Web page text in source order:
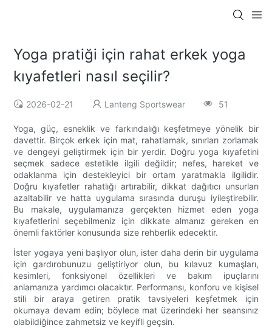
Yoga pratiği için rahat erkek yoga
kıyafetleri nasıl seçilir?
2026-02-21 Lanteng Sportswear 51
Yoga, güç, esneklik ve farkındalığı keşfetmeye yönelik bir
davettir. Birçok erkek için mat, rahatlamak, sınırları zorlamak
ve dengeyi geliştirmek için bir yerdir. Doğru yoga kıyafetini
seçmek sadece estetikle ilgili değildir; nefes, hareket ve
odaklanma için destekleyici bir ortam yaratmakla ilgilidir.
Doğru kıyafetler rahatlığı artırabilir, dikkat dağıtıcı unsurları
azaltabilir ve hatta uygulama sırasında duruşu iyileştirebilir.
Bu makale, uygulamanıza gerçekten hizmet eden yoga
kıyafetlerini seçebilmeniz için dikkate almanız gereken en
önemli faktörler konusunda size rehberlik edecektir.
İster yogaya yeni başlıyor olun, ister daha derin bir uygulama
için gardırobunuzu geliştiriyor olun, bu kılavuz kumaşları,
kesimleri, fonksiyonel özellikleri ve bakım ipuçlarını
anlamanıza yardımcı olacaktır. Performansı, konforu ve kişisel
stili bir araya getiren pratik tavsiyeleri keşfetmek için
okumaya devam edin; böylece mat üzerindeki her seansınız
olabildiğince zahmetsiz ve keyifli geçsin.